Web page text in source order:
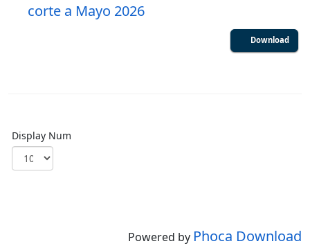
corte a Mayo 2026
Download
Display Num
Powered by Phoca Download